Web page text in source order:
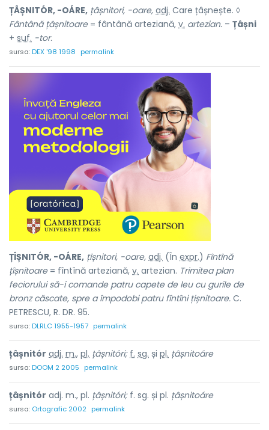
ȚÂȘNITÓR, -OÁRE, țâșnitori, -oare, adj. Care țâșnește. ◊
Fântână țâșnitoare= fântână arteziană, v. artezian. – Țâșni
+ suf. -tor.
sursa:DEX '98 1998 permalink
ȚÎȘNITÓR, -OÁRE, țîșnitori, -oare, adj. (În expr.) Fîntînă
țîșnitoare= fîntînă arteziană, v. artezian. Trimitea plan
feciorului să-i comande patru capete de leu cu gurile de
bronz căscate, spre a împodobi patru fîntîni țișnitoare. C.
PETRESCU, R. DR. 95.
sursa:DLRLC 1955-1957 permalink
țâșnitór adj. m., pl. țâșnitóri; f. sg. și pl. țâșnitoáre
sursa:DOOM 2 2005 permalink
țâșnitór adj. m., pl. țâșnitóri;f. sg. și pl. țâșnitoáre
sursa: Ortografic 2002 permalink